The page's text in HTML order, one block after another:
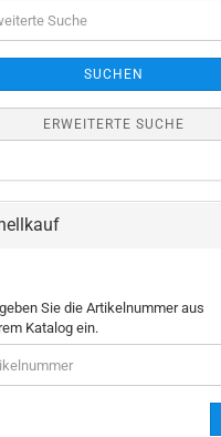
Posaune und Blasorchester
Saxophon und
Blasorchester
Schlaginstrument und
Blasorchester
Tenorhorn und
Trompete und
Blasorchester
Tuba und Blasorchester
SUCHEN
ERWEITERTE SUCHE
Sie die Artikelnummer aus
Katalog ein.